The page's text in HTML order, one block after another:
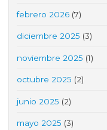
febrero 2026 (7)
diciembre 2025 (3)
noviembre 2025 (1)
octubre 2025 (2)
junio 2025 (2)
mayo 2025 (3)